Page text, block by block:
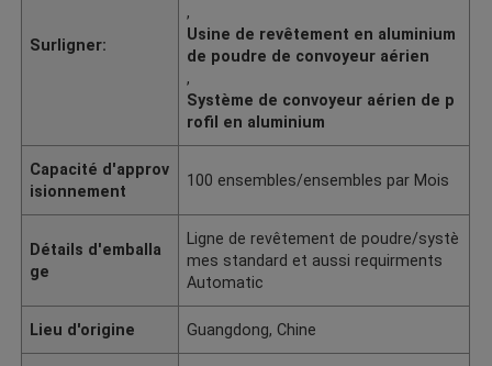
Surligner:
,
Usine de revêtement en aluminium
de poudre de convoyeur aérien
,
Système de convoyeur aérien de p
rofil en aluminium
Capacité d'approv
isionnement
100 ensembles/ensembles par Mois
Détails d'emballa
ge
Ligne de revêtement de poudre/systè
mes standard et aussi requirments
Automatic
Lieu d'origine Guangdong, Chine